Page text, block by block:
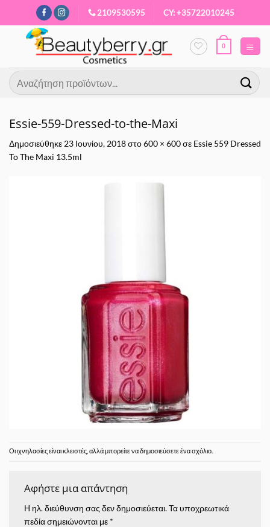
Μετάβαση
περιεχόμενο
2109530595 CY: +35722010245
0
Αναζήτηση
για:
Essie-559-Dressed-to-the-Maxi
Δημοσιεύθηκε 23 Ιουνίου, 2018στο600 × 600σε Essie 559 Dressed
To The Maxi 13.5ml
Οι ιχνηλασίες είναι κλειστές, αλλά μπορείτε να δημοσιεύσετεένα σχόλιο
Αφήστε μια απάντηση
Η ηλ. διεύθυνση σας δεν δημοσιεύεται.Τα υποχρεωτικά
πεδία σημειώνονται με *